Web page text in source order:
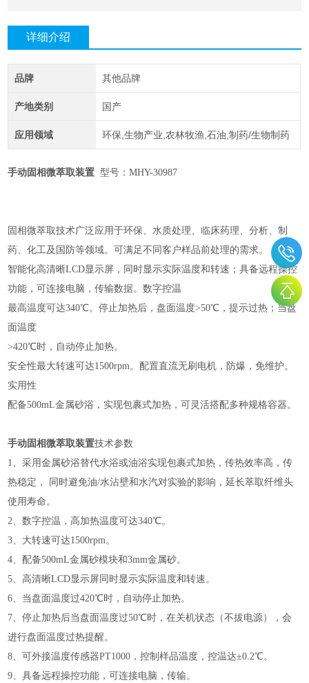
详细介绍
品牌 其他品牌
产地类别 国产
应用领域 环保,生物产业,农林牧渔,石油,制药/生物制药
手动固相微萃取装置 型号：MHY-30987
固相微萃取技术广泛应用于环保、水质处理、临床药理、分析、制
药、化工及国防等领域。可满足不同客户样品前处理的需求。
智能化高清晰LCD显示屏，同时显示实际温度和转速；具备远程操控
功能，可连接电脑，传输数据。数字控温
最高温度可达340℃。停止加热后，盘面温度>50℃，提示过热；当盘
面温度
>420℃时，自动停止加热。
安全性最大转速可达1500rpm。配置直流无刷电机，防爆，免维护。
实用性
配备500mL金属砂浴，实现包裹式加热，可灵活搭配多种规格容器。
手动固相微萃取装置技术参数
1、采用金属砂浴替代水浴或油浴实现包裹式加热，传热效率高，传
热稳定， 同时避免油/水沾壁和水汽对实验的影响，延长萃取纤维头
使用寿命。
2、数字控温，高加热温度可达340℃。
3、大转速可达1500rpm。
4、配备500mL金属砂模块和3mm金属砂。
5、高清晰LCD显示屏同时显示实际温度和转速。
6、当盘面温度过420℃时，自动停止加热。
7、停止加热后当盘面温度过50℃时，在关机状态（不拔电源），会
进行盘面温度过热提醒。
8、可外接温度传感器PT1000，控制样品温度，控温达±0.2℃。
9、具备远程操控功能，可连接电脑，传输。